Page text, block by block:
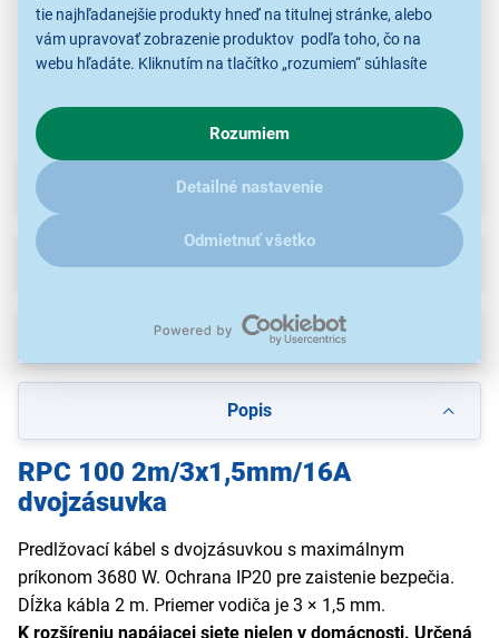
tie najhľadanejšie produkty hneď na titulnej stránke, alebo
vám upravovať zobrazenie produktov podľa toho, čo na
webu hľadáte. Kliknutím na tlačítko „rozumiem“ súhlasíte
o chovaní na webe pre zobrazovaní cielených reklám.
V prípade že vás zaujímajú detaily, ako u nás s cookies a
ďalšími údaji pracujeme, kliknitesem.
Rozumiem
Detailné nastavenie
Odmietnuť všetko
Elektroinštalačný
materiál
Elektroinštalačný
materiál
Elektroinštalačný
materiál
Popis
RPC 100 2m/3x1,5mm/16A
dvojzásuvka
Predlžovací kábel s dvojzásuvkou s maximálnym
príkonom 3680 W. Ochrana IP20 pre zaistenie bezpečia.
Dĺžka kábla 2 m. Priemer vodiča je 3 × 1,5 mm.
K rozšíreniu napájacej siete nielen v domácnosti. Určená
Parametre
Na stiahnutie